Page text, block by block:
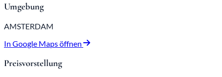
Umgebung
AMSTERDAM
In Google Maps öffnen
Preisvorstellung